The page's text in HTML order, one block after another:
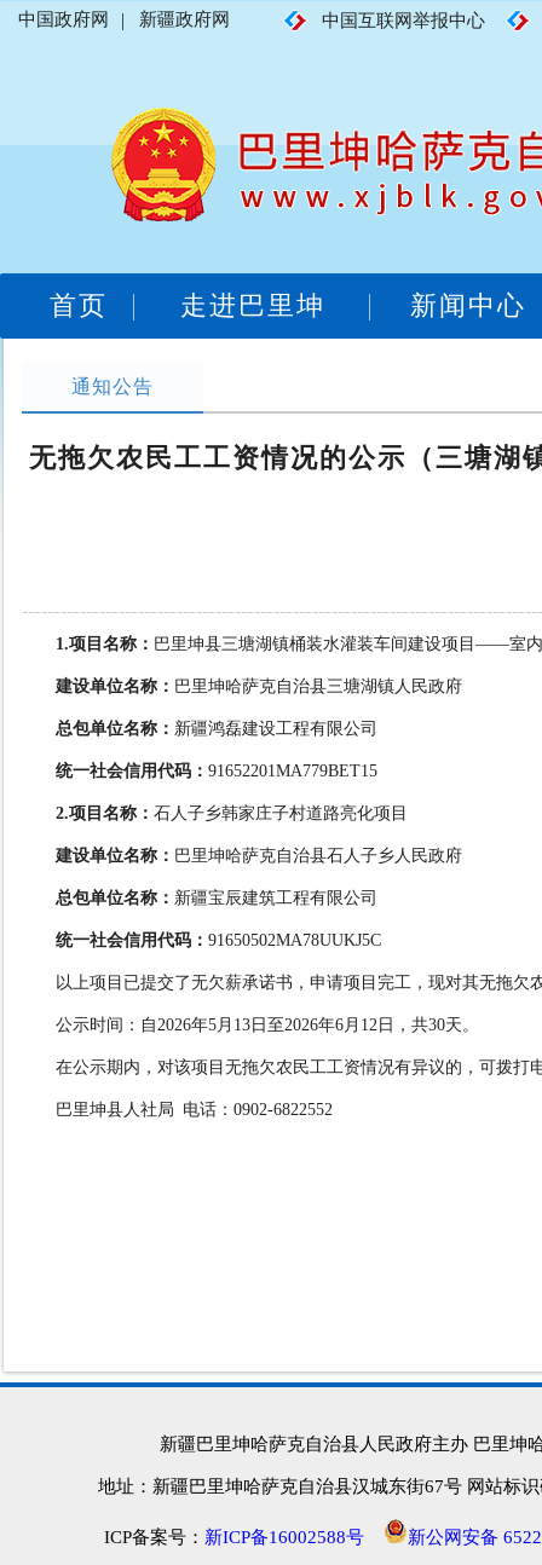
中国政府网 | 新疆政府网 中国互联网举报中心
首页 走进巴里坤 新闻中心
通知公告
无拖欠农民工工资情况的公示（三塘
1.项目名称： 巴里坤县三塘湖镇桶装水灌装车间建设项目——室内
建设单位名称： 巴里坤哈萨克自治县三塘湖镇人民政府
总包单位名称： 新疆鸿磊建设工程有限公司
统一社会信用代码： 91652201MA779BET15
2.项目名称： 石人子乡韩家庄子村道路亮化项目
建设单位名称： 巴里坤哈萨克自治县石人子乡人民政府
总包单位名称： 新疆宝辰建筑工程有限公司
统一社会信用代码： 91650502MA78UUKJ5C
以上项目已提交了无欠薪承诺书，申请项目完工，现对其无拖欠
公示时间：自2026年5月13日至2026年6月12日，共30天。
在公示期内，对该项目无拖欠农民工工资情况有异议的，可拨
巴里坤县人社局 电话： 0902-6822552
新疆巴里坤哈萨克自治县人民政府主办 巴里坤
地址：新疆巴里坤哈萨克自治县汉城东街67号 网站标
ICP备案号： 新ICP备16002588号 新公网安备